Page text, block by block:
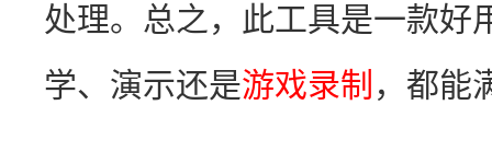
处理。总之，此工具是一款好
学、演示还是游戏录制 ，都能